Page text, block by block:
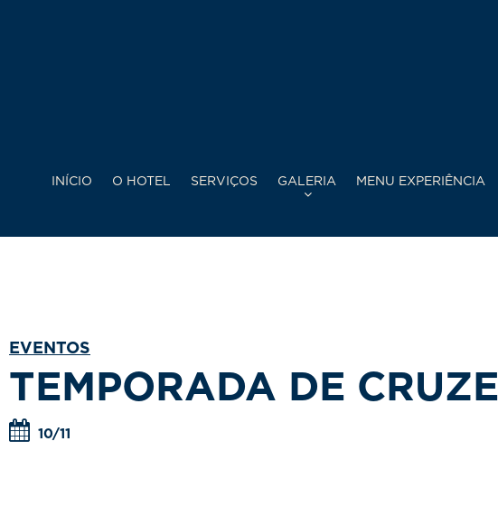
INÍCIO O HOTEL SERVIÇOS GALERIA MENU EXPERIÊNCIA
EVENTOS
TEMPORADA DE
10/11